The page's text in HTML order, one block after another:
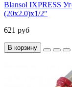
Blansol IXPRESS
(20х2.0)х1/2"
621 руб
В корзину